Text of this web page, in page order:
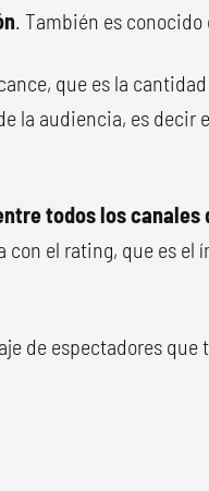
. También es conocido
que es la
la audiencia, es decir
todos los canales
el rating, que es el
de espectadores que